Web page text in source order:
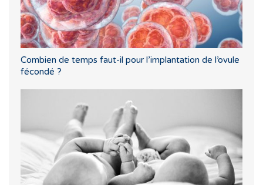
Combien de temps faut-il pour l’implantation de l’ovule
fécondé ?